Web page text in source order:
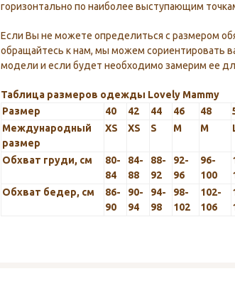
горизонтально по наиболее выступающим
Если Вы не можете определиться с размером
обращайтесь к нам, мы можем сориентировать
модели и если будет необходимо замерим ее
Таблица размеров одежды Lovely Mammy
Размер
40 42 44 46 48
Международный
размер
XS XS S M M
Обхват груди, см
80-
84
84-
88
88-
92
92-
96
96-
100
Обхват бедер, см
86-
90
90-
94
94-
98
98-
102
102-
106